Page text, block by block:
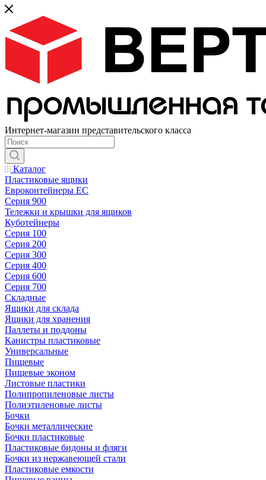
Интернет-магазин представительского класса
Каталог
Пластиковые ящики
Евроконтейнеры ЕС
Серия 900
Тележки и крышки для ящиков
Куботейнеры
Серия 100
Серия 200
Серия 300
Серия 400
Серия 600
Серия 700
Складные
Ящики для склада
Ящики для хранения
Паллеты и поддоны
Канистры пластиковые
Универсальные
Пищевые
Пищевые эконом
Листовые пластики
Полипропиленовые листы
Полиэтиленовые листы
Бочки
Бочки металлические
Бочки пластиковые
Пластиковые бидоны и фляги
Бочки из нержавеющей стали
Пластиковые емкости